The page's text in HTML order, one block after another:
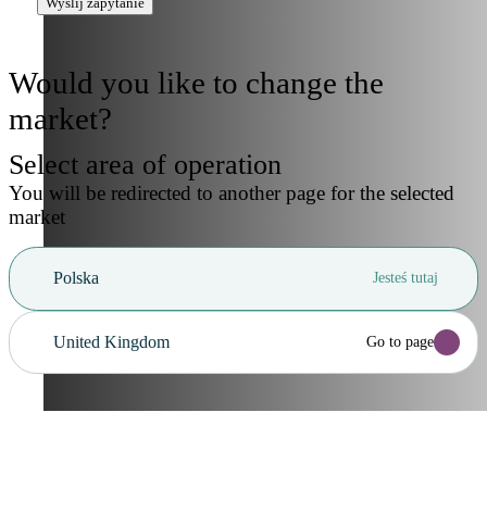
Would you like to change the
market?
Select area of operation
You will be redirected to another page for the selected
market
Polska Jesteś tutaj
United Kingdom Go to page